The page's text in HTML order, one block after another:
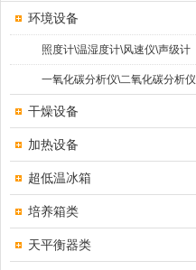
环境设备
照度计\温湿度计\风速仪\声级计
一氧化碳分析仪\二氧化碳分析仪
干燥设备
加热设备
超低温冰箱
培养箱类
天平衡器类